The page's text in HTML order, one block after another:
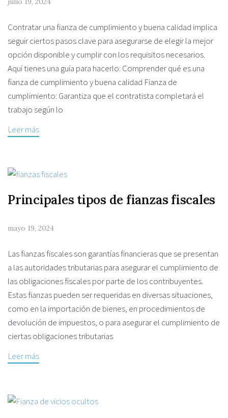
Contratar una fianza de cumplimiento y buena calidad implica
seguir ciertos pasos clave para asegurarse de elegir la mejor
opción disponible y cumplir con los requisitos necesarios.
Aquí tienes una guía para hacerlo: Comprender qué es una
fianza de cumplimiento y buena calidad Fianza de
cumplimiento: Garantiza que el contratista completará el
trabajo según lo
Leer más
Principales tipos de fianzas fiscales
mayo 19, 2024
Las fianzas fiscales son garantías financieras que se presentan
a las autoridades tributarias para asegurar el cumplimiento de
las obligaciones fiscales por parte de los contribuyentes.
Estas fianzas pueden ser requeridas en diversas situaciones,
como en la importación de bienes, en procedimientos de
devolución de impuestos, o para asegurar el cumplimiento de
ciertas obligaciones tributarias
Leer más